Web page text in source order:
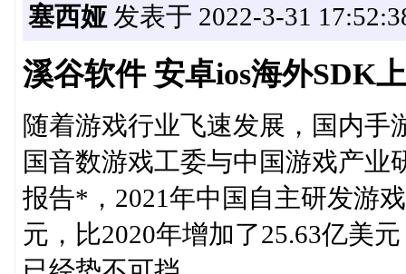
塞西娅发表于 2022-3-31
溪谷软件 安卓ios海外SDK
随着游戏行业飞速发展，国内手
国音数游戏工委与中国游戏产业
报告*，2021年中国自主研发游
元，比2020年增加了25.63亿美